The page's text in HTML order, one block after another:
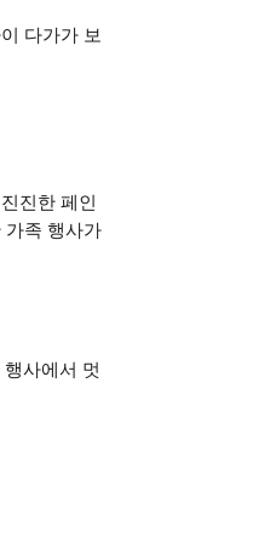
다가가 보
진한 페인
가족 행사가
사에서 멋